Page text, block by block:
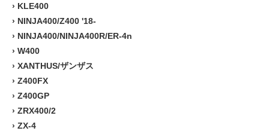
› KLE400
› NINJA400/Z400 '18-
› NINJA400/NINJA400R/ER-4n
› W400
› XANTHUS/ザンザス
› Z400FX
› Z400GP
› ZRX400/2
› ZX-4